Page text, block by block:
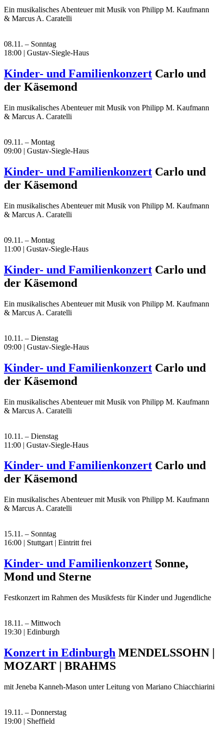
Ein musikalisches Abenteuer mit Musik von Philipp M. Kaufmann
& Marcus A. Caratelli
08.11. – Sonntag
18:00 | Gustav-Siegle-Haus
Kinder- und Familienkonzert Carlo und
der Käsemond
Ein musikalisches Abenteuer mit Musik von Philipp M. Kaufmann
& Marcus A. Caratelli
09.11. – Montag
09:00 | Gustav-Siegle-Haus
Kinder- und Familienkonzert Carlo und
der Käsemond
Ein musikalisches Abenteuer mit Musik von Philipp M. Kaufmann
& Marcus A. Caratelli
09.11. – Montag
11:00 | Gustav-Siegle-Haus
Kinder- und Familienkonzert Carlo und
der Käsemond
Ein musikalisches Abenteuer mit Musik von Philipp M. Kaufmann
& Marcus A. Caratelli
10.11. – Dienstag
09:00 | Gustav-Siegle-Haus
Kinder- und Familienkonzert Carlo und
der Käsemond
Ein musikalisches Abenteuer mit Musik von Philipp M. Kaufmann
& Marcus A. Caratelli
10.11. – Dienstag
11:00 | Gustav-Siegle-Haus
Kinder- und Familienkonzert Carlo und
der Käsemond
Ein musikalisches Abenteuer mit Musik von Philipp M. Kaufmann
& Marcus A. Caratelli
15.11. – Sonntag
16:00 | Stuttgart | Eintritt frei
Kinder- und Familienkonzert Sonne,
Mond und Sterne
Festkonzert im Rahmen des Musikfests für Kinder und Jugendliche
18.11. – Mittwoch
19:30 | Edinburgh
Konzert in Edinburgh MENDELSSOHN |
MOZART | BRAHMS
mit Jeneba Kanneh-Mason unter Leitung von Mariano Chiacchiarini
19.11. – Donnerstag
19:00 | Sheffield